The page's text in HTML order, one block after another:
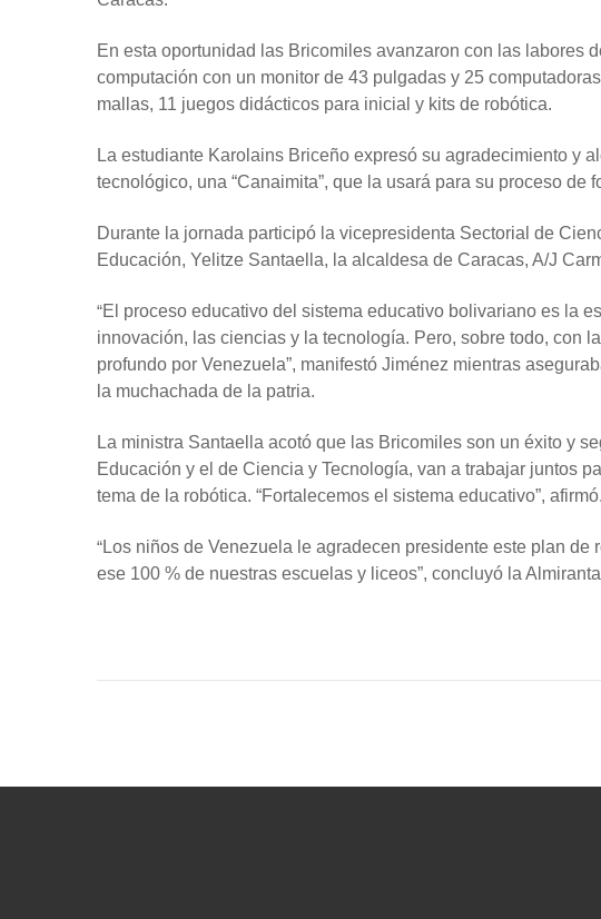
En esta oportunidad las Bricomiles avanzaron con las labores
computación con un monitor de 43 pulgadas y 25
mallas, 11 juegos didácticos para inicial y kits de robótica.
La estudiante Karolains Briceño expresó su agradecimiento y
tecnológico, una “Canaimita”, que la usará para su proceso de
Durante la jornada participó la vicepresidenta Sectorial de
Educación, Yelitze Santaella, la alcaldesa de Caracas, A/J
“El proceso educativo del sistema educativo bolivariano es la
innovación, las ciencias y la tecnología. Pero, sobre todo, con
profundo por Venezuela”, manifestó Jiménez mientras
la muchachada de la patria.
La ministra Santaella acotó que las Bricomiles son un éxito y
Educación y el de Ciencia y Tecnología, van a trabajar juntos
tema de la robótica. “Fortalecemos el sistema educativo”, afirmó.
“Los niños de Venezuela le agradecen presidente este plan
ese 100 % de nuestras escuelas y liceos”, concluyó la